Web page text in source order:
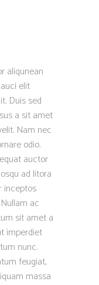
aliqunean
elit
Duis sed
a sit amet
Nam nec
odio.
auctor
ad litora
inceptos
ac
sit amet a
imperdiet
nunc.
feugiat,
massa